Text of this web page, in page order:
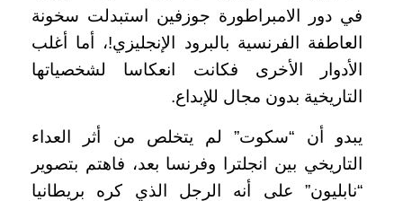
في دور الامبراطورة جوزفين استبدلت سخونة
العاطفة الفرنسية بالبرود الإنجليزي!، أما أغلب
الأدوار الأخرى فكانت انعكاسا لشخصياتها
التاريخية بدون مجال للإبداع.
يبدو أن “سكوت” لم يتخلص من أثر العداء
التاريخي بين انجلترا وفرنسا بعد، فاهتم بتصوير
“نابليون” على أنه الرجل الذي كره بريطانيا